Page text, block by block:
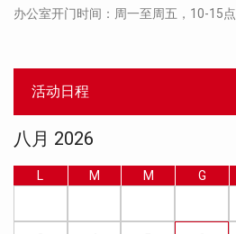
办公室开门时间：周一至周五，10-15点
活动日程
八月 2026
L M M G